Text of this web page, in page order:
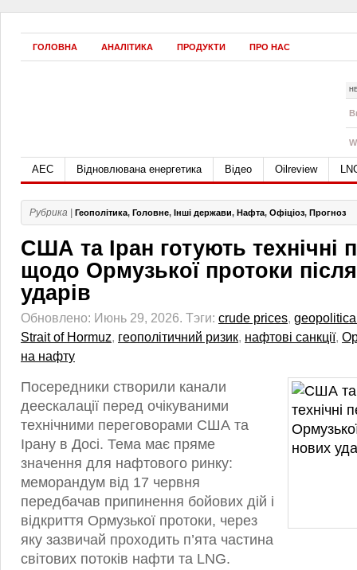
ГОЛОВНА АНАЛІТИКА ПРОДУКТИ ПРО НАС
АЕС Відновлювана енергетика Відео Oilreview
Рубрика | Геополітика, Головне, Інші держави, Нафта, Офіціоз, Прогноз
США та Іран готують технічні
щодо Ормузької протоки
ударів
Обновлено: Июнь 29, 2026. Тэги: crude prices,
Strait of Hormuz, геополітичний ризик, нафтові санкції,
на нафту
Посередники створили канали
деескалації перед очікуваними
технічними переговорами США та
Ірану в Досі. Тема має пряме
значення для нафтового ринку:
меморандум від 17 червня
передбачав припинення бойових дій і
відкриття Ормузької протоки, через
яку зазвичай проходить п’ята частина
світових потоків нафти та LNG.